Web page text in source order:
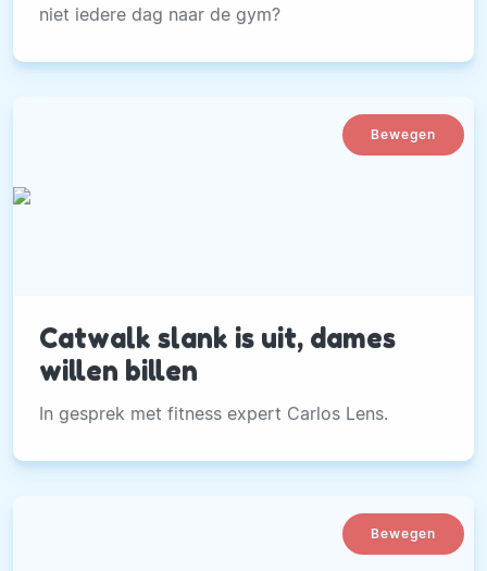
niet iedere dag naar de gym?
Bewegen
Catwalk slank is uit, dames
willen billen
In gesprek met fitness expert Carlos Lens.
Bewegen